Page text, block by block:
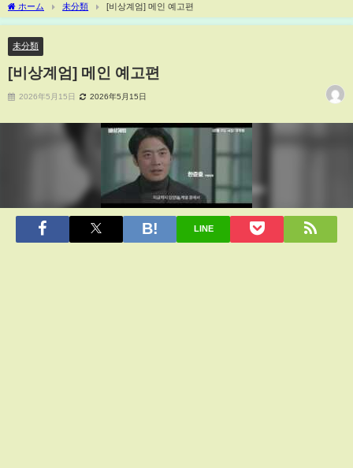
ホーム 未分類 [비상계엄] 메인 예고편
未分類
[비상계엄] 메인 예고편
2026年5月15日 2026年5月15日
LINE